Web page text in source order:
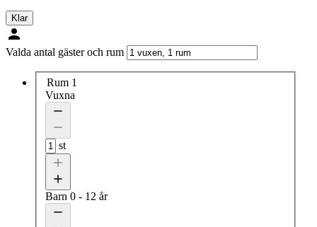
Klar
Valda antal gäster och rum
Rum 1
Vuxna
st
Barn 0 - 12 år